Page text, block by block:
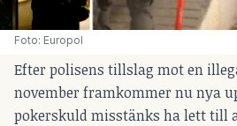
Foto: Europol
Efter polisens tillslag mot en
november framkommer nu nya
pokerskuld misstänks ha lett till